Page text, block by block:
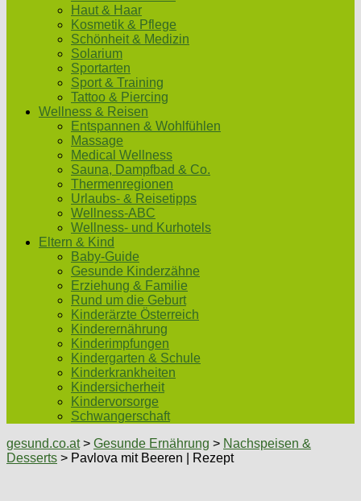
Haut & Haar
Kosmetik & Pflege
Schönheit & Medizin
Solarium
Sportarten
Sport & Training
Tattoo & Piercing
Wellness & Reisen
Entspannen & Wohlfühlen
Massage
Medical Wellness
Sauna, Dampfbad & Co.
Thermenregionen
Urlaubs- & Reisetipps
Wellness-ABC
Wellness- und Kurhotels
Eltern & Kind
Baby-Guide
Gesunde Kinderzähne
Erziehung & Familie
Rund um die Geburt
Kinderärzte Österreich
Kinderernährung
Kinderimpfungen
Kindergarten & Schule
Kinderkrankheiten
Kindersicherheit
Kindervorsorge
Schwangerschaft
gesund.co.at> Gesunde Ernährung > Nachspeisen &
Desserts > Pavlova mit Beeren | Rezept